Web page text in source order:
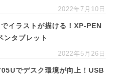
2022年7月10日
イラストが描ける！XP-PEN
タブレット
2022年5月26日
でデスク環境が向上！USB